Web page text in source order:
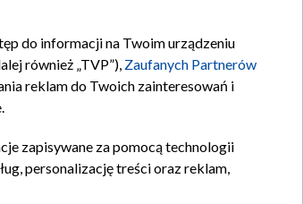
do informacji na Twoim urządzeniu
również „TVP”), Zaufanych Partnerów
reklam do Twoich zainteresowań i
zapisywane za pomocą technologii
personalizację treści oraz reklam,